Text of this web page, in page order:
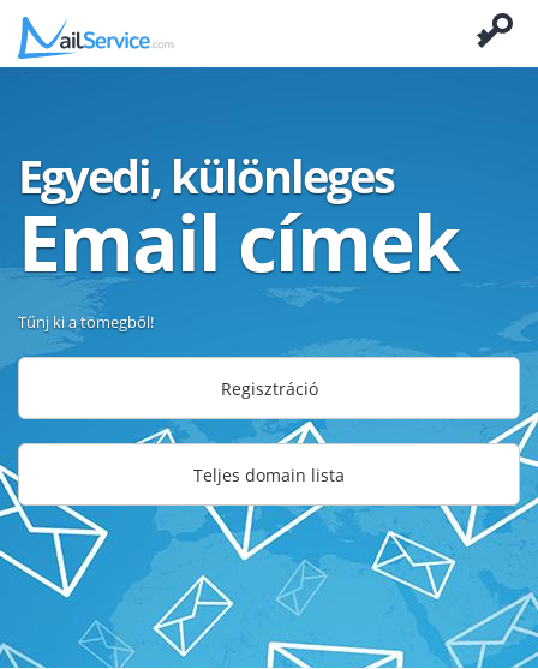
Egyedi, különleges
Email címek
Tűnj ki a tömegből!
Regisztráció
Teljes domain lista